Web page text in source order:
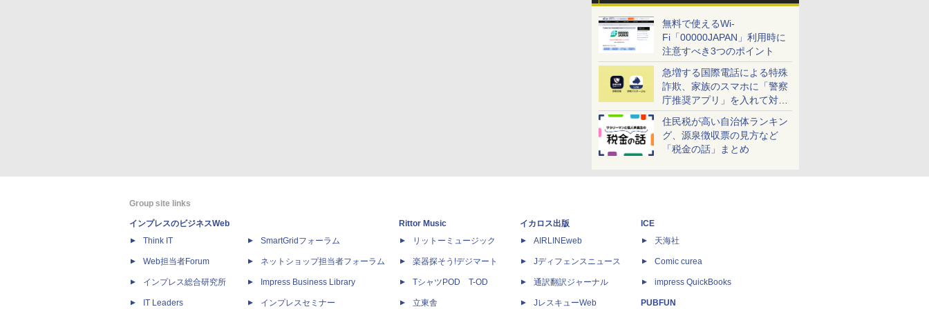
無料で使えるWi-
Fi「00000JAPAN」利用時に
注意すべき3つのポイント
急増する国際電話による特殊
詐欺、家族のスマホに「警察
庁推奨アプリ」を入れて対策
しよう！
住民税が高い自治体ランキン
グ、源泉徴収票の見方など
「税金の話」まとめ
Group site links
インプレスのビジネスWeb
Think IT
Web担当者Forum
インプレス総合研究所
IT Leaders
SmartGridフォーラム
ネットショップ担当者フォーラム
Impress Business Library
インプレスセミナー
Rittor Music
リットーミュージック
楽器探そう!デジマート
TシャツPOD T-OD
立東舎
イカロス出版
AIRLINEweb
Jディフェンスニュース
通訳翻訳ジャーナル
JレスキューWeb
ICE
天海社
Comic curea
impress QuickBooks
PUBFUN